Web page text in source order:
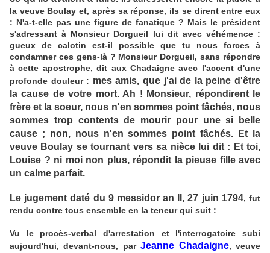
la veuve Boulay et, après sa réponse, ils se dirent entre eux
: N'a-t-elle pas une figure de fanatique ? Mais le président
s'adressant à Monsieur Dorgueil lui dit avec véhémence :
gueux de calotin est-il possible que tu nous forces à
condamner ces gens-là ? Monsieur Dorgueil, sans répondre
à cette apostrophe, dit aux Chadaigne avec l'accent d'une
profonde douleur : mes amis, que j'ai de la peine d'être
la cause de votre mort. Ah ! Monsieur, répondirent le
frère et la soeur, nous n'en sommes point fâchés, nous
sommes trop contents de mourir pour une si belle
cause ; non, nous n'en sommes point fâchés. Et la
veuve Boulay se tournant vers sa nièce lui dit : Et toi,
Louise ? ni moi non plus, répondit la pieuse fille avec
un calme parfait.
Le jugement daté du 9 messidor an II, 27 juin 1794, fut
rendu contre tous ensemble en la teneur qui suit :
Vu le procès-verbal d'arrestation et l'interrogatoire subi
aujourd'hui, devant-nous, parJeanne Chadaigne, veuve